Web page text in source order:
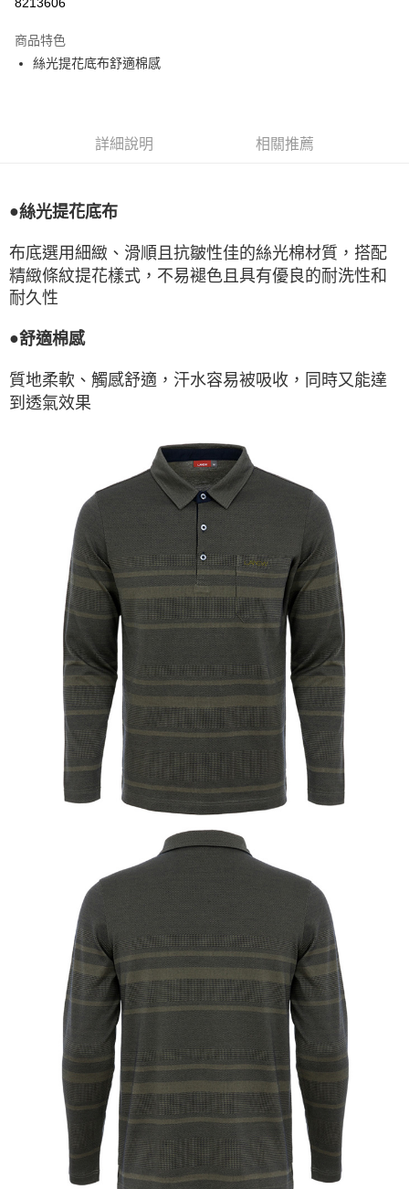
悠遊付
運送方式
每筆NT$80，滿NT$990(含以上)免運費
付款後門市自取
商品特色
絲光提花底布舒適棉感
詳細說明 相關推薦
●絲光提花底布
布底選用細緻、滑順且抗皺性佳的絲光棉材質，搭配
精緻條紋提花樣式，不易褪色且具有優良的耐洗性和
耐久性
●舒適棉感
質地柔軟、觸感舒適，汗水容易被吸收，同時又能達
到透氣效果